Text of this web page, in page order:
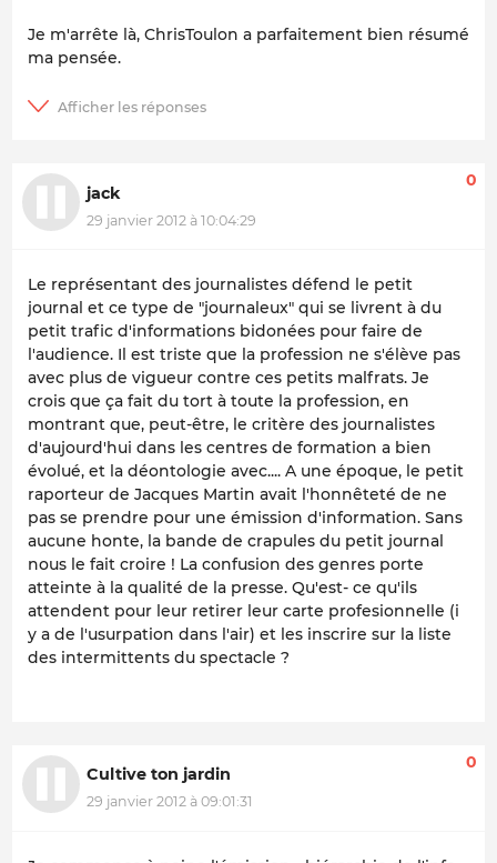
Je m'arrête là, ChrisToulon a parfaitement bien résumé
ma pensée.
jack
29 janvier 2012 à 10:04:29
0
Le représentant des journalistes défend le petit
journal et ce type de "journaleux" qui se livrent à du
petit trafic d'informations bidonées pour faire de
l'audience. Il est triste que la profession ne s'élève pas
avec plus de vigueur contre ces petits malfrats. Je
crois que ça fait du tort à toute la profession, en
montrant que, peut-être, le critère des journalistes
d'aujourd'hui dans les centres de formation a bien
évolué, et la déontologie avec.... A une époque, le petit
raporteur de Jacques Martin avait l'honnêteté de ne
pas se prendre pour une émission d'information. Sans
aucune honte, la bande de crapules du petit journal
nous le fait croire ! La confusion des genres porte
atteinte à la qualité de la presse. Qu'est- ce qu'ils
attendent pour leur retirer leur carte profesionnelle (i
y a de l'usurpation dans l'air) et les inscrire sur la liste
des intermittents du spectacle ?
Cultive ton jardin
29 janvier 2012 à 09:01:31
0